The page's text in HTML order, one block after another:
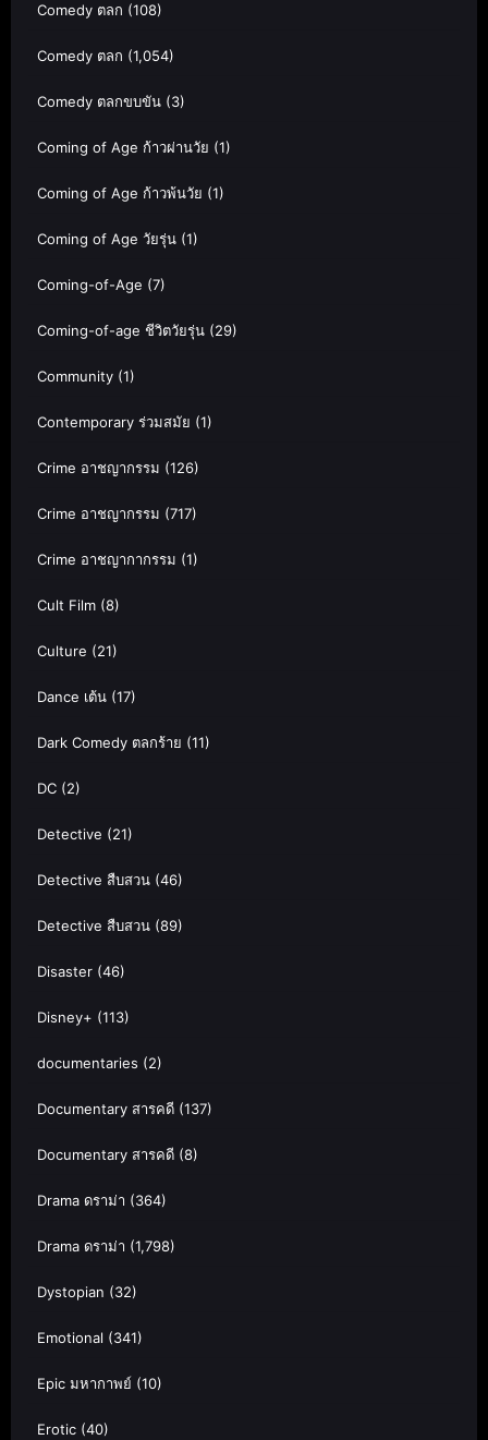
Comedy ตลก (108)
Comedy ตลก (1,054)
Comedy ตลกขบขัน (3)
Coming of Age ก้าวผ่านวัย (1)
Coming of Age ก้าวพ้นวัย (1)
Coming of Age วัยรุ่น (1)
Coming-of-Age (7)
Coming-of-age ชีวิตวัยรุ่น (29)
Community (1)
Contemporary ร่วมสมัย (1)
Crime อาชญากรรม (126)
Crime อาชญากรรม (717)
Crime อาชญากากรรม (1)
Cult Film (8)
Culture (21)
Dance เต้น (17)
Dark Comedy ตลกร้าย (11)
DC (2)
Detective (21)
Detective สืบสวน (46)
Detective สืบสวน (89)
Disaster (46)
Disney+ (113)
documentaries (2)
Documentary สารคดี (137)
Documentary สารคดี (8)
Drama ดราม่า (364)
Drama ดราม่า (1,798)
Dystopian (32)
Emotional (341)
Epic มหากาพย์ (10)
Erotic (40)